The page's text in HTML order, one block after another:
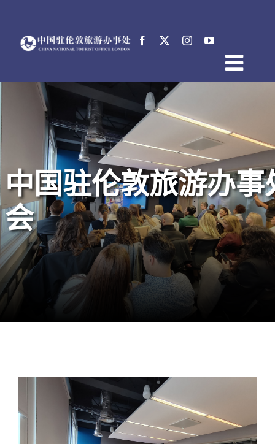
首页
关于中国驻伦敦旅游办事处
活动
电子文档
English
中国驻伦敦旅游办
会